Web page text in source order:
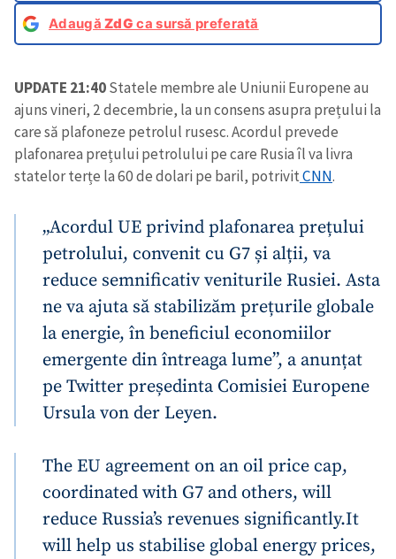
AdaugăZdG ca sursă preferată
UPDATE 21:40Statele membre ale Uniunii Europene au
ajuns vineri, 2 decembrie, la un consens asupra prețului la
care să plafoneze petrolul rusesc. Acordul prevede
plafonarea prețului petrolului pe care Rusia îl va livra
statelor terțe la 60 de dolari pe baril, potrivitCNN.
„Acordul UE privind plafonarea prețului
petrolului, convenit cu G7 și alții, va
reduce semnificativ veniturile Rusiei. Asta
ne va ajuta să stabilizăm prețurile globale
la energie, în beneficiul economiilor
emergente din întreaga lume”, a anunțat
pe Twitter președinta Comisiei Europene
Ursula von der Leyen.
The EU agreement on an oil price cap,
coordinated with G7 and others, will
reduce Russia’s revenues significantly.It
will help us stabilise global energy prices,